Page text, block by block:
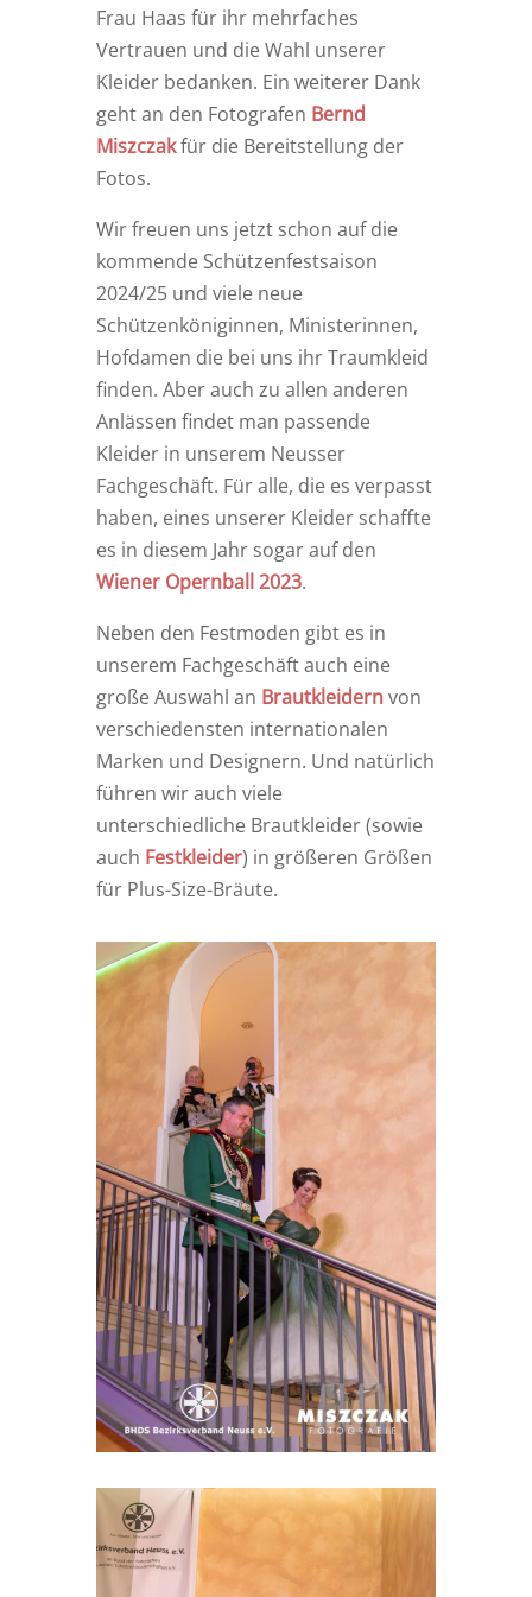
Frau Haas für ihr mehrfaches
Vertrauen und die Wahl unserer
Kleider bedanken. Ein weiterer Dank
geht an den Fotografen Bernd
Miszczakfür die Bereitstellung der
Fotos.
Wir freuen uns jetzt schon auf die
kommende Schützenfestsaison
2024/25 und viele neue
Schützenköniginnen, Ministerinnen,
Hofdamen die bei uns ihr Traumkleid
finden. Aber auch zu allen anderen
Anlässen findet man passende
Kleider in unserem Neusser
Fachgeschäft. Für alle, die es verpasst
haben, eines unserer Kleider schaffte
es in diesem Jahr sogar auf den
Wiener Opernball 2023.
Neben den Festmoden gibt es in
unserem Fachgeschäft auch eine
große Auswahl an Brautkleidernvon
verschiedensten internationalen
Marken und Designern. Und natürlich
führen wir auch viele
unterschiedliche Brautkleider (sowie
auch Festkleider) in größeren Größen
für Plus-Size-Bräute.